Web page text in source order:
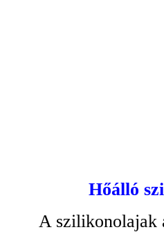
Hőálló
A szilikonolajak